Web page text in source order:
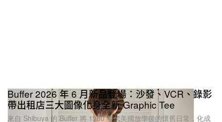
Buffer 2026 年 6 月新品登場：沙發、VCR、錄影
帶出租店三大圖像化身全新 Graphic Tee
來自 Shibuya 的 Buffer 將 1980 年代美國放學後的懷舊日常，化成